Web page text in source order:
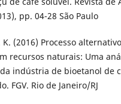
pp. 04-28 São Paulo
K. (2016) Processo
recursos naturais: Uma
indústria de bioetanol de
FGV. Rio de Janeiro/RJ